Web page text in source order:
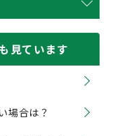
見ています
場合は？